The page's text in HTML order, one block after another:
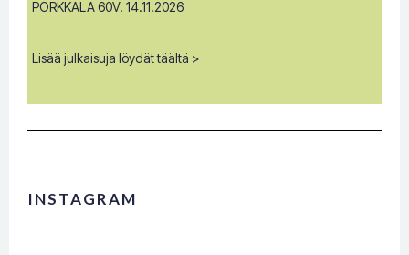
PORKKALA 60V. 14.11.2026
Lisää julkaisuja löydät täältä >
INSTAGRAM